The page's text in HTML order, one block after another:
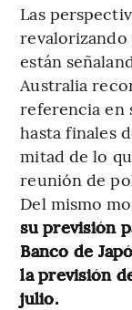
Las
revalorizando
están
Australia
referencia en
hasta finales
mitad de lo
reunión de
Del mismo
su previsión
Banco de
la previsión
julio.